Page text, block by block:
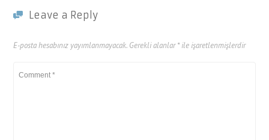
Leave a Reply
E-posta hesabınız yayımlanmayacak. Gerekli alanlar*ile işaretlenmişlerdir